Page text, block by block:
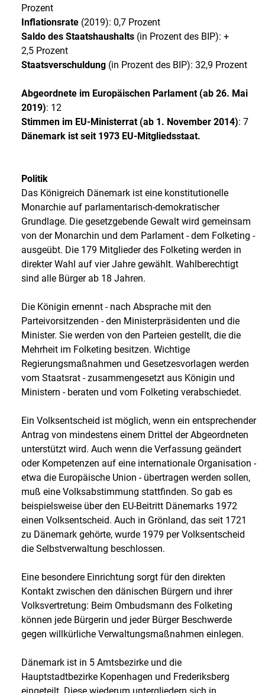
Prozent
Inflationsrate (2019): 0,7 Prozent
Saldo des Staatshaushalts (in Prozent des BIP): +
2,5 Prozent
Staatsverschuldung (in Prozent des BIP): 32,9 Prozent
Abgeordnete im Europäischen Parlament (ab 26. Mai
2019): 12
Stimmen im EU-Ministerrat (ab 1. November 2014): 7
Dänemark ist seit 1973 EU-Mitgliedsstaat.
Politik
Das Königreich Dänemark ist eine konstitutionelle
Monarchie auf parlamentarisch-demokratischer
Grundlage. Die gesetzgebende Gewalt wird gemeinsam
von der Monarchin und dem Parlament - dem Folketing -
ausgeübt. Die 179 Mitglieder des Folketing werden in
direkter Wahl auf vier Jahre gewählt. Wahlberechtigt
sind alle Bürger ab 18 Jahren.
Die Königin ernennt - nach Absprache mit den
Parteivorsitzenden - den Ministerpräsidenten und die
Minister. Sie werden von den Parteien gestellt, die die
Mehrheit im Folketing besitzen. Wichtige
Regierungsmaßnahmen und Gesetzesvorlagen werden
vom Staatsrat - zusammengesetzt aus Königin und
Ministern - beraten und vom Folketing verabschiedet.
Ein Volksentscheid ist möglich, wenn ein entsprechender
Antrag von mindestens einem Drittel der Abgeordneten
unterstützt wird. Auch wenn die Verfassung geändert
oder Kompetenzen auf eine internationale Organisation -
etwa die Europäische Union - übertragen werden sollen,
muß eine Volksabstimmung stattfinden. So gab es
beispielsweise über den EU-Beitritt Dänemarks 1972
einen Volksentscheid. Auch in Grönland, das seit 1721
zu Dänemark gehörte, wurde 1979 per Volksentscheid
die Selbstverwaltung beschlossen.
Eine besondere Einrichtung sorgt für den direkten
Kontakt zwischen den dänischen Bürgern und ihrer
Volksvertretung: Beim Ombudsmann des Folketing
können jede Bürgerin und jeder Bürger Beschwerde
gegen willkürliche Verwaltungsmaßnahmen einlegen.
Dänemark ist in 5 Amtsbezirke und die
Hauptstadtbezirke Kopenhagen und Frederiksberg